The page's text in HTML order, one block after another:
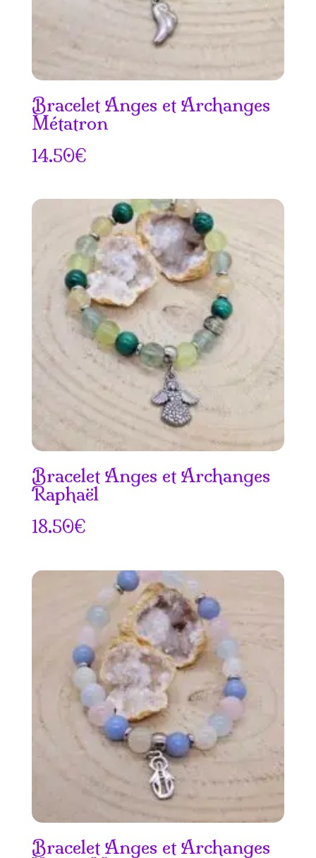
Bracelet Anges et Archanges
Métatron
14.50€
Bracelet Anges et Archanges
Raphaël
18.50€
Bracelet Anges et Archanges